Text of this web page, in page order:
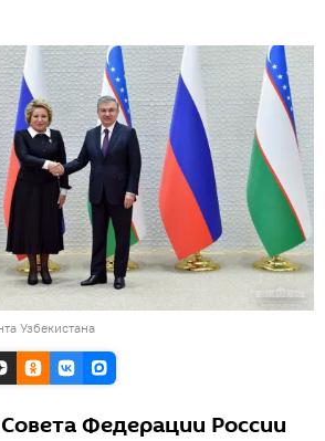
Узбекистана
Федерации России